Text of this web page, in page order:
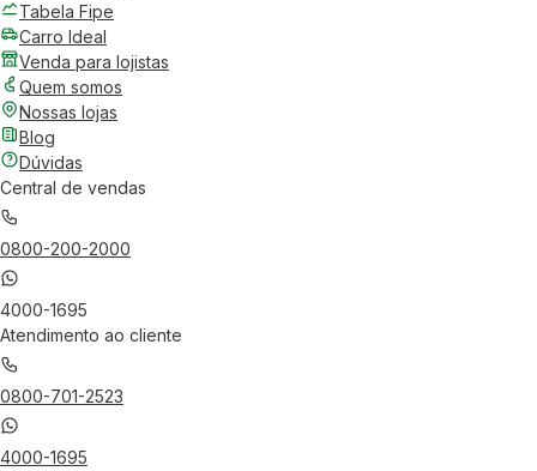
Tabela Fipe
Carro Ideal
Venda para lojistas
Quem somos
Nossas lojas
Blog
Dúvidas
Central de vendas
0800-200-2000
4000-1695
Atendimento ao cliente
0800-701-2523
4000-1695